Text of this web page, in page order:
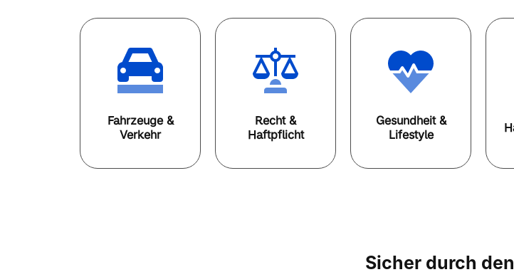
Fahrzeuge &
Verkehr
Recht &
Haftpflicht
Gesundheit &
Lifestyle
Sicher durch